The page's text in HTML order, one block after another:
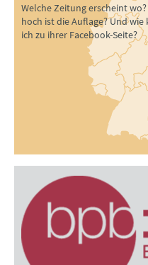
Welche Zeitung erscheint wo?
hoch ist die Auflage? Und wie
ich zu ihrer Facebook-Seite?